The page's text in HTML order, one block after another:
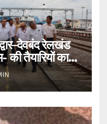
रेलखंड
की तैयारियों का